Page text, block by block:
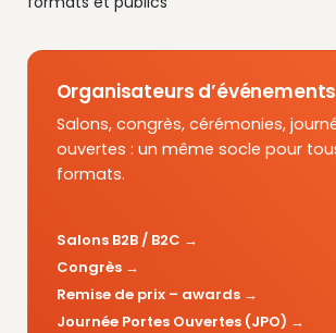
Organisateurs d’événements
Salons, congrès, cérémonies,
ouvertes : un même socle pour
formats.
Salons B2B / B2C
Congrès
Remise de prix – awards
Journée Portes Ouvertes (JPO)